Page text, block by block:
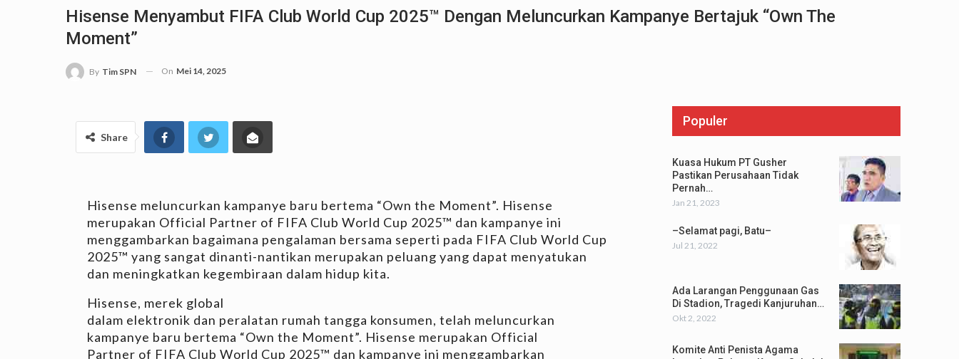
Hisense Menyambut FIFA Club World Cup 2025™ Dengan Meluncurkan Kampanye Bertajuk “Own The
Moment”
By Tim SPN On Mei 14, 2025
Share
Hisense meluncurkan kampanye baru bertema “Own the Moment”. Hisense
merupakan Official Partner of FIFA Club World Cup 2025™ dan kampanye ini
menggambarkan bagaimana pengalaman bersama seperti pada FIFA Club World Cup
2025™ yang sangat dinanti-nantikan merupakan peluang yang dapat menyatukan
dan meningkatkan kegembiraan dalam hidup kita.
Hisense, merek global
dalam elektronik dan peralatan rumah tangga konsumen, telah meluncurkan
kampanye baru bertema “Own the Moment”. Hisense merupakan Official
Partner of FIFA Club World Cup 2025™ dan kampanye ini menggambarkan
Populer
Kuasa Hukum PT Gusher
Pastikan Perusahaan Tidak
Pernah…
Jan 21, 2023
–Selamat pagi, Batu–
Jul 21, 2022
Ada Larangan Penggunaan Gas
Di Stadion, Tragedi Kanjuruhan…
Okt 2, 2022
Komite Anti Penista Agama